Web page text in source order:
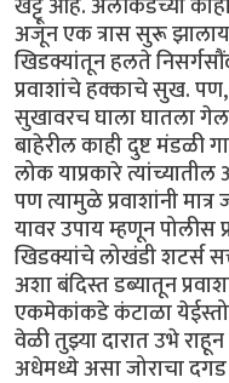
अजून एक त्रास सुरू
खिडक्यांतून हलते
प्रवाशांचे हक्काचे सुख. पण,
सुखावरच घाला घातला
बाहेरील काही दुष्ट मंडळी
लोक याप्रकारे
पण त्यामुळे प्रवाशांनी
यावर उपाय म्हणून पोलीस
खिडक्यांचे लोखंडी शटर्स
अशा बंदिस्त डब्यातून
एकमेकांकडे कंटाळा
वेळी तुझ्या दारात उभे
अधेमध्ये असा जोराचा